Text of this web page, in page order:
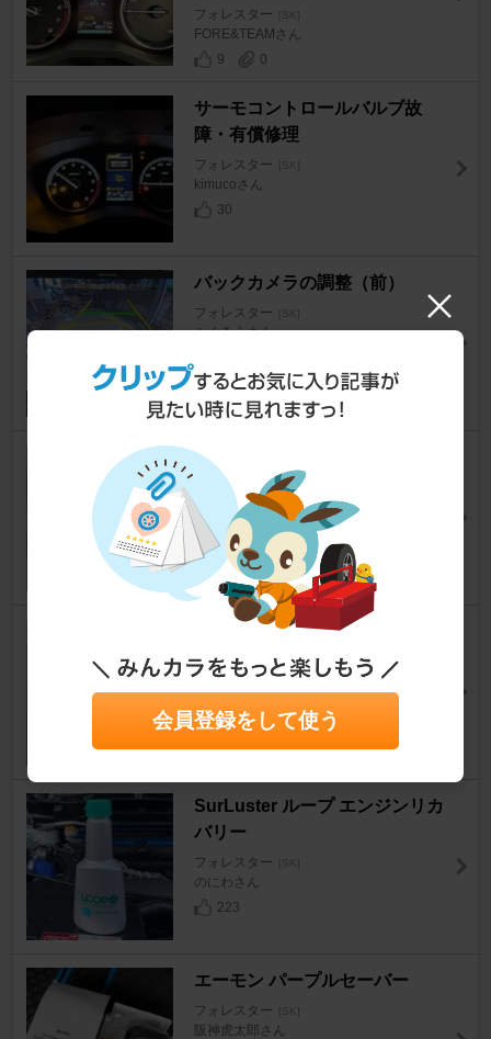
フォレスター [SK]
FORE&TEAMさん
9
0
サーモコントロールバルブ故
障・有償修理
フォレスター [SK]
kimucoさん
30
バックカメラの調整（前）
フォレスター [SK]
ふくろうさん
車検メモ（21,192km）通算３
回目
フォレスター [SK]
紅掛空色さん
定期注入🌡️ 新車購入時から続
けている🤓
SY9MRさん
11
SurLuster ループ エンジンリカ
バリー
フォレスター [SK]
のにわさん
223
エーモン パープルセーバー
フォレスター [SK]
阪神虎太郎さん
会員登録をして使う